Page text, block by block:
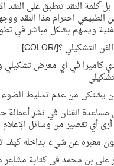
كلمة النقد تنطبق على النقد
احترام هذا النقد
ويسهم بشكل مباشر في
كاميرا في أي معرض
الفنان في نشر أعمالة
أي تقصير من وسائل الإعلام
علي بن محمد في كتابة مشاعر